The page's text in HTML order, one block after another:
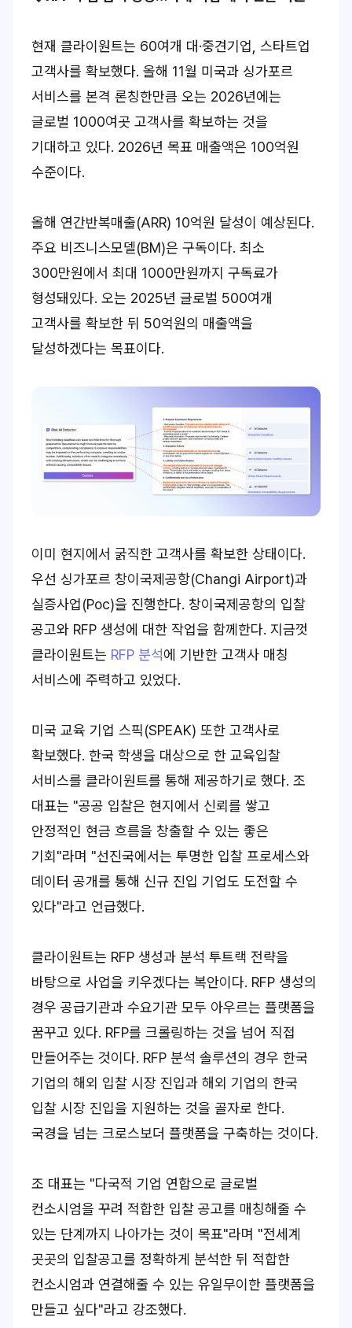
현재 클라이원트는 60여개 대·중견기업, 스타트업
고객사를 확보했다. 올해 11월 미국과 싱가포르
서비스를 본격 론칭한만큼 오는 2026년에는
글로벌 1000여곳 고객사를 확보하는 것을
기대하고 있다. 2026년 목표 매출액은 100억원
수준이다.
올해 연간반복매출(ARR) 10억원 달성이 예상된다.
주요 비즈니스모델(BM)은 구독이다. 최소
300만원에서 최대 1000만원까지 구독료가
형성돼있다. 오는 2025년 글로벌 500여개
고객사를 확보한 뒤 50억원의 매출액을
달성하겠다는 목표이다.
이미 현지에서 굵직한 고객사를 확보한 상태이다.
우선 싱가포르 창이국제공항(Changi Airport)과
실증사업(Poc)을 진행한다. 창이국제공항의 입찰
공고와 RFP 생성에 대한 작업을 함께한다. 지금껏
클라이원트는 RFP 분석에 기반한 고객사 매칭
서비스에 주력하고 있었다.
미국 교육 기업 스픽(SPEAK) 또한 고객사로
확보했다. 한국 학생을 대상으로 한 교육입찰
서비스를 클라이원트를 통해 제공하기로 했다. 조
대표는 "공공 입찰은 현지에서 신뢰를 쌓고
안정적인 현금 흐름을 창출할 수 있는 좋은
기회"라며 "선진국에서는 투명한 입찰 프로세스와
데이터 공개를 통해 신규 진입 기업도 도전할 수
있다"라고 언급했다.
클라이원트는 RFP 생성과 분석 투트랙 전략을
바탕으로 사업을 키우겠다는 복안이다. RFP 생성의
경우 공급기관과 수요기관 모두 아우르는 플랫폼을
꿈꾸고 있다. RFP를 크롤링하는 것을 넘어 직접
만들어주는 것이다. RFP 분석 솔루션의 경우 한국
기업의 해외 입찰 시장 진입과 해외 기업의 한국
입찰 시장 진입을 지원하는 것을 골자로 한다.
국경을 넘는 크로스보더 플랫폼을 구축하는 것이다.
조 대표는 "다국적 기업 연합으로 글로벌
컨소시엄을 꾸려 적합한 입찰 공고를 매칭해줄 수
있는 단계까지 나아가는 것이 목표"라며 "전세계
곳곳의 입찰공고를 정확하게 분석한 뒤 적합한
컨소시엄과 연결해줄 수 있는 유일무이한 플랫폼을
만들고 싶다"라고 강조했다.